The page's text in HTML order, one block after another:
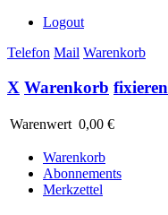
Logout
Telefon Mail Warenkorb
X Warenkorb fixieren
Warenwert 0,00 €
Warenkorb
Abonnements
Merkzettel